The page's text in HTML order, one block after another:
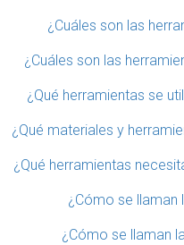
¿Cuáles son las
¿Cuáles son las
¿Qué herramientas se
¿Qué materiales y
¿Qué herramientas
¿Cómo se llaman
¿Cómo se llaman